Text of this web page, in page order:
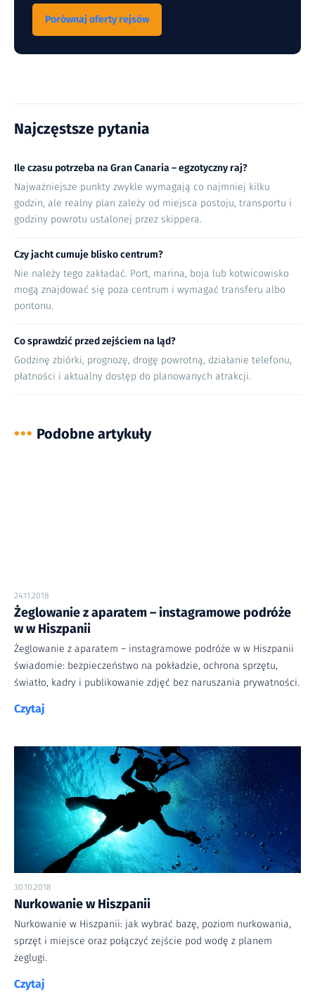
Porównaj oferty rejsów
Najczęstsze pytania
Ile czasu potrzeba na Gran Canaria – egzotyczny raj?
Najważniejsze punkty zwykle wymagają co najmniej kilku
godzin, ale realny plan zależy od miejsca postoju, transportu i
godziny powrotu ustalonej przez skippera.
Czy jacht cumuje blisko centrum?
Nie należy tego zakładać. Port, marina, boja lub kotwicowisko
mogą znajdować się poza centrum i wymagać transferu albo
pontonu.
Co sprawdzić przed zejściem na ląd?
Godzinę zbiórki, prognozę, drogę powrotną, działanie telefonu,
płatności i aktualny dostęp do planowanych atrakcji.
••• Podobne artykuły
24.11.2018
Żeglowanie z aparatem – instagramowe podróże
w w Hiszpanii
Żeglowanie z aparatem – instagramowe podróże w w Hiszpanii
świadomie: bezpieczeństwo na pokładzie, ochrona sprzętu,
światło, kadry i publikowanie zdjęć bez naruszania prywatności.
Czytaj
30.10.2018
Nurkowanie w Hiszpanii
Nurkowanie w Hiszpanii: jak wybrać bazę, poziom nurkowania,
sprzęt i miejsce oraz połączyć zejście pod wodę z planem
żeglugi.
Czytaj